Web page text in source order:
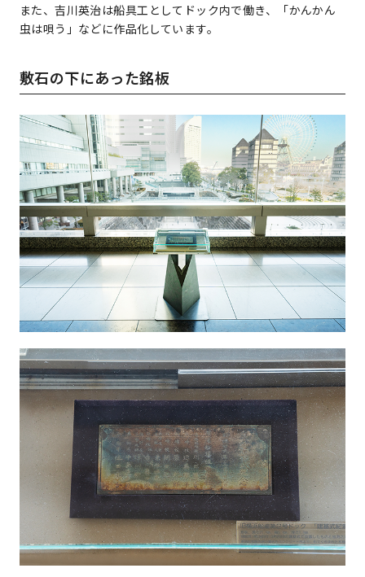
また、吉川英治は船具工としてドック内で働き、「かんかん
虫は唄う」などに作品化しています。
敷石の下にあった銘板